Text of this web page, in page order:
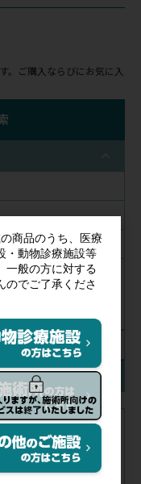
。ご購入ならびにお気に入